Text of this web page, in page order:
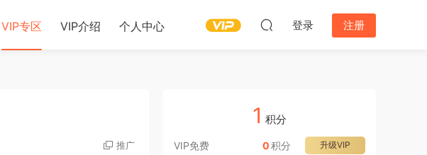
VIP专区 VIP介绍 个人中心 登录 注册
推广
1 积分
VIP免费 升级VIP
0积分